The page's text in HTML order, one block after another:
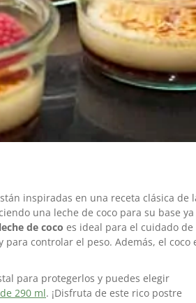
inspiradas en una receta clásica de
una leche de coco para su base ya
leche de coco es ideal para el cuidado de
controlar el peso. Además, el coco
para protegerlos y puedes elegir
290 ml. ¡Disfruta de este rico postre